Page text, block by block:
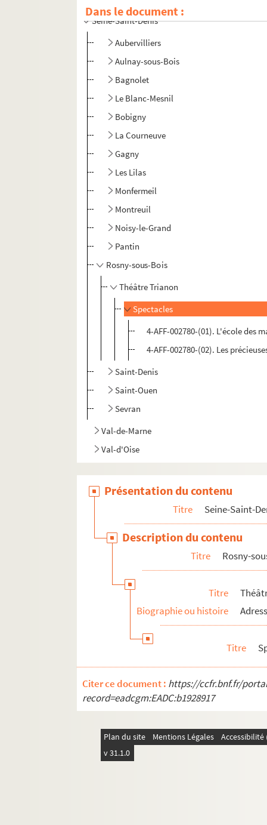
Dans le document :
Seine-Saint-Denis
Aubervilliers
Aulnay-sous-Bois
Bagnolet
Le Blanc-Mesnil
Bobigny
La Courneuve
Gagny
Les Lilas
Monfermeil
Montreuil
Noisy-le-Grand
Pantin
Rosny-sous-Bois
Théâtre Trianon
Spectacles
4-AFF-002780-(01). L'école des
4-AFF-002780-(02). Les
Saint-Denis
Saint-Ouen
Sevran
Val-de-Marne
Val-d'Oise
Présentation du contenu
Titre Seine-Saint-
Description du contenu
Titre Rosny-
Titre
Biographie ou histoire
Titre
Citer ce document : https://ccfr.bnf.fr/
record=eadcgm:EADC:b1928917
Plan du site Mentions Légales
v 31.1.0